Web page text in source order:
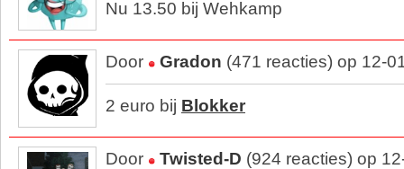
Nu 13.50 bij Wehkamp
Door Gradon (471 reacties) op 12-
2 euro bij Blokker
Door Twisted-D (924 reacties) op